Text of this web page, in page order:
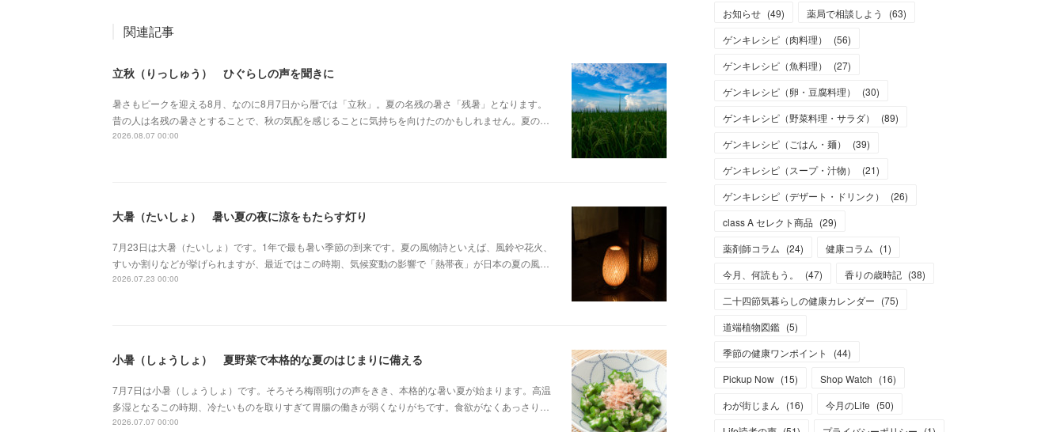
関連記事
立秋（りっしゅう） ひぐらしの声を聞きに
暑さもピークを迎える8月、なのに8月7日から暦では「立秋」。夏の名残の暑さ「残暑」となります。
昔の人は名残の暑さとすることで、秋の気配を感じることに気持ちを向けたのかもしれません。夏の…
2026.08.07 00:00
大暑（たいしょ） 暑い夏の夜に涼をもたらす灯り
7月23日は大暑（たいしょ）です。1年で最も暑い季節の到来です。夏の風物詩といえば、風鈴や花火、
すいか割りなどが挙げられますが、最近ではこの時期、気候変動の影響で「熱帯夜」が日本の夏の風…
2026.07.23 00:00
小暑（しょうしょ） 夏野菜で本格的な夏のはじまりに備える
7月7日は小暑（しょうしょ）です。そろそろ梅雨明けの声をきき、本格的な暑い夏が始まります。高温
多湿となるこの時期、冷たいものを取りすぎて胃腸の働きが弱くなりがちです。食欲がなくあっさり…
2026.07.07 00:00
お知らせ (49) 薬局で相談しよう (63)
ゲンキレシピ（肉料理）
(56)
ゲンキレシピ（魚料理）
(27)
ゲンキレシピ（卵・豆腐料理）
(30)
ゲンキレシピ（野菜料理・サラダ）
(89)
ゲンキレシピ（ごはん・麺）
(39)
ゲンキレシピ（スープ・汁物）
(21)
ゲンキレシピ（デザート・ドリンク）
(26)
class A セレクト商品 (29)
薬剤師コラム (24) 健康コラム (1)
今月、何読もう。
(47) 香りの歳時記 (38)
二十四節気暮らしの健康カレンダー (75)
道端植物図鑑 (5)
季節の健康ワンポイント
(44)
Pickup Now (15) Shop Watch (16)
わが街じまん (16) 今月のLife (50)